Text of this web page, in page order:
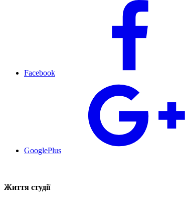
Facebook
GooglePlus
Життя студії